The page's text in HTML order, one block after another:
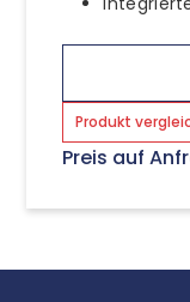
Produkt
Preis auf